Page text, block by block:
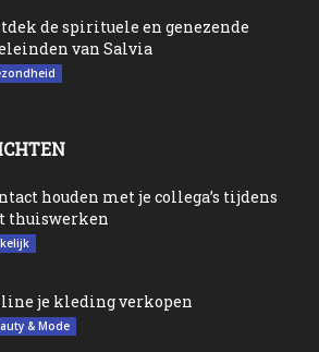
de spirituele en genezende
van Salvia
houden met je collega’s tijdens
thuiswerken
je kleding verkopen
& Mode